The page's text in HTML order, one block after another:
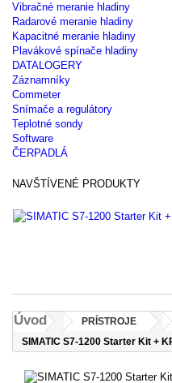
Vibračné meranie hladiny
Radarové meranie hladiny
Kapacitné meranie hladiny
Plavákové spínače hladiny
DATALOGERY
Záznamníky
Commeter
Snímače a regulátory
Teplotné sondy
Software
ČERPADLÁ
NAVŠTÍVENÉ PRODUKTY
Úvod PRÍSTROJE
SIMATIC S7-1200 Starter Kit +